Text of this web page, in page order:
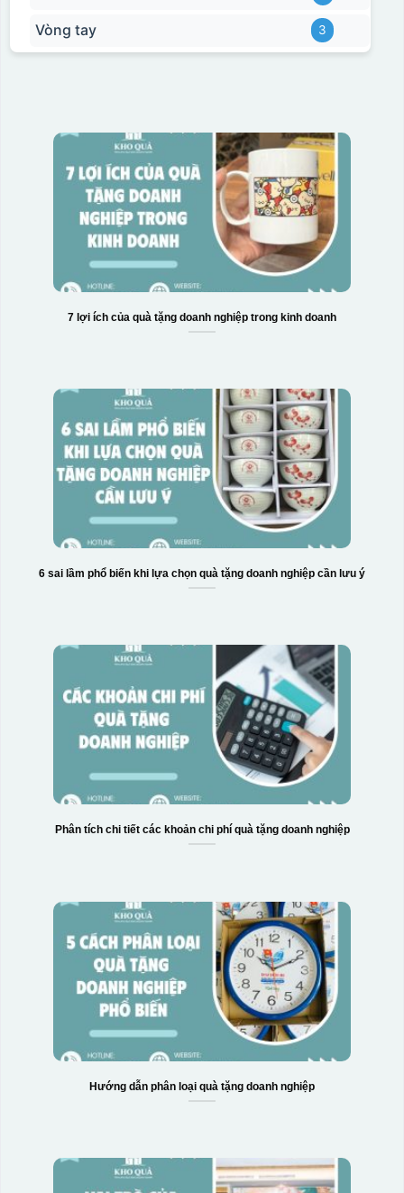
Hộp xi bình hoa
Vòng tay 3
7 lợi ích của quà tặng doanh nghiệp trong kinh doanh
6 sai lầm phổ biến khi lựa chọn quà tặng doanh nghiệp cần lưu ý
Phân tích chi tiết các khoản chi phí quà tặng doanh nghiệp
Hướng dẫn phân loại quà tặng doanh nghiệp